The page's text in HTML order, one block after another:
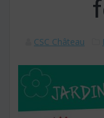
CSC Château